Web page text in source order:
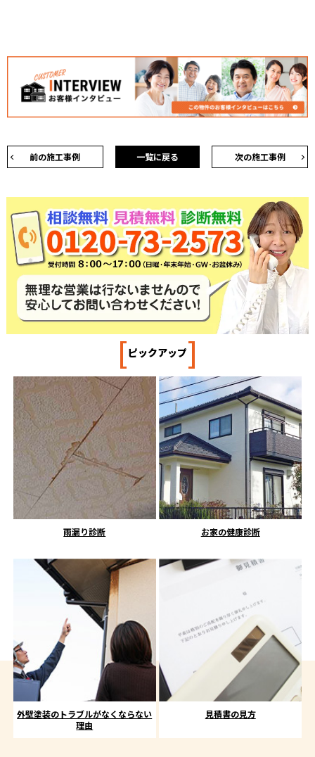
前の施工事例 次の施工事例
一覧に戻る
[ピックアップ]
雨漏り診断 お家の健康診断
外壁塗装のトラブルがなくならない
理由
見積書の見方